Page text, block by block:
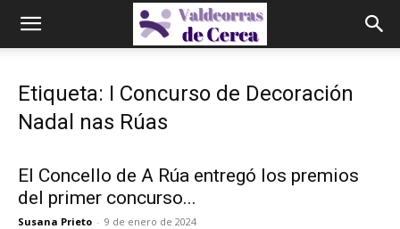
Etiqueta: I Concurso de Decoración
Nadal nas Rúas
El Concello de A Rúa entregó los premios
del primer concurso...
Susana Prieto - 9 de enero de 2024